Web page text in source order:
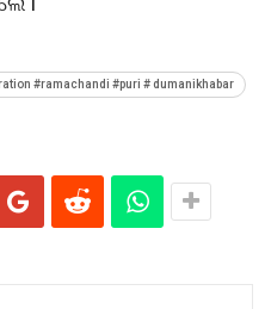
#ramachandi #puri # dumanikhabar